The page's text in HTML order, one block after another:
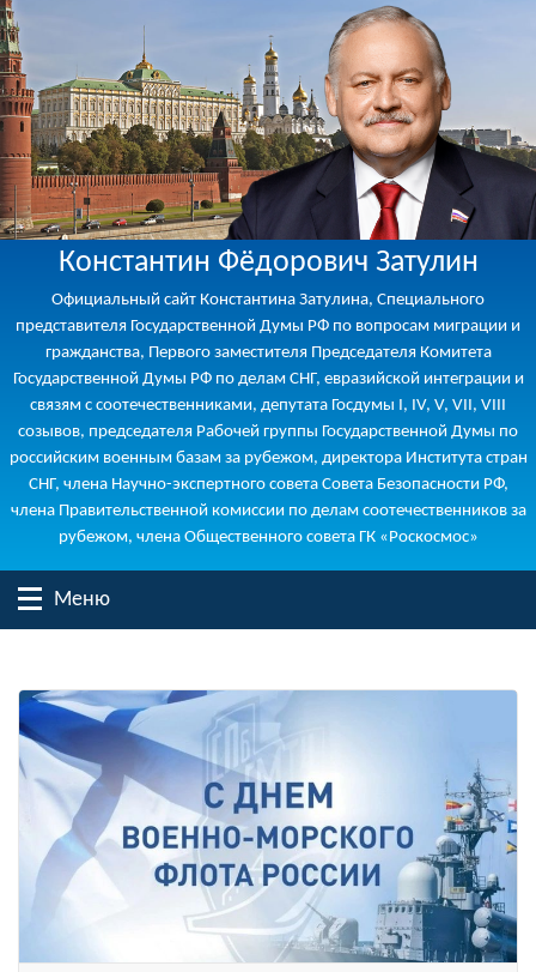
Константин Фёдорович Затулин
Официальный сайт Константина Затулина, Специального
представителя Государственной Думы РФ по вопросам миграции и
гражданства, Первого заместителя Председателя Комитета
Государственной Думы РФ по делам СНГ, евразийской интеграции и
связям с соотечественниками, депутата Госдумы I, IV, V, VII, VIII
созывов, председателя Рабочей группы Государственной Думы по
российским военным базам за рубежом, директора Института стран
СНГ, члена Научно-экспертного совета Совета Безопасности РФ,
члена Правительственной комиссии по делам соотечественников за
рубежом, члена Общественного совета ГК «Роскосмос»
Меню